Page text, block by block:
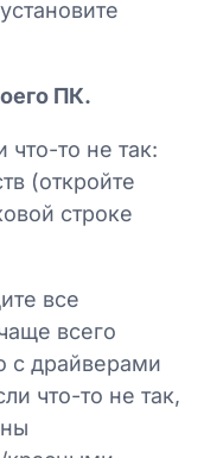
ПК.
что-то не так:
(откройте
строке
все
всего
с драйверами
что-то не так,